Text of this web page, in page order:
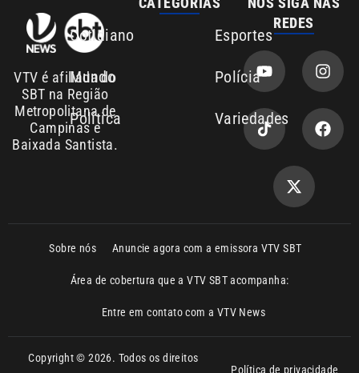
VTV é afiliada do
SBT na Região
Metropolitana de
Campinas e
Baixada Santista.
Mundo Polícia
Política Variedades
Anuncie agora com a emissora VTV SBT
Copyright © 2026. Todos os direitos